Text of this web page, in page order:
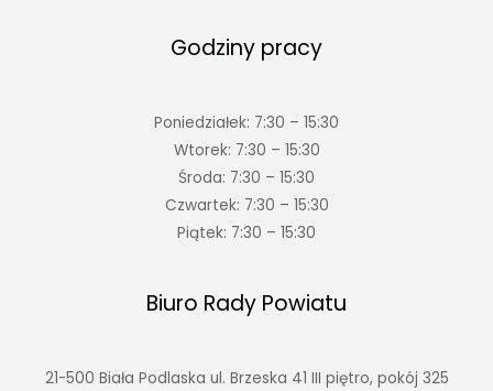
Godziny pracy
Poniedziałek: 7:30 – 15:30
Wtorek: 7:30 – 15:30
Środa: 7:30 – 15:30
Czwartek: 7:30 – 15:30
Piątek: 7:30 – 15:30
Biuro Rady Powiatu
21-500 Biała Podlaska ul. Brzeska 41 III piętro, pokój 325